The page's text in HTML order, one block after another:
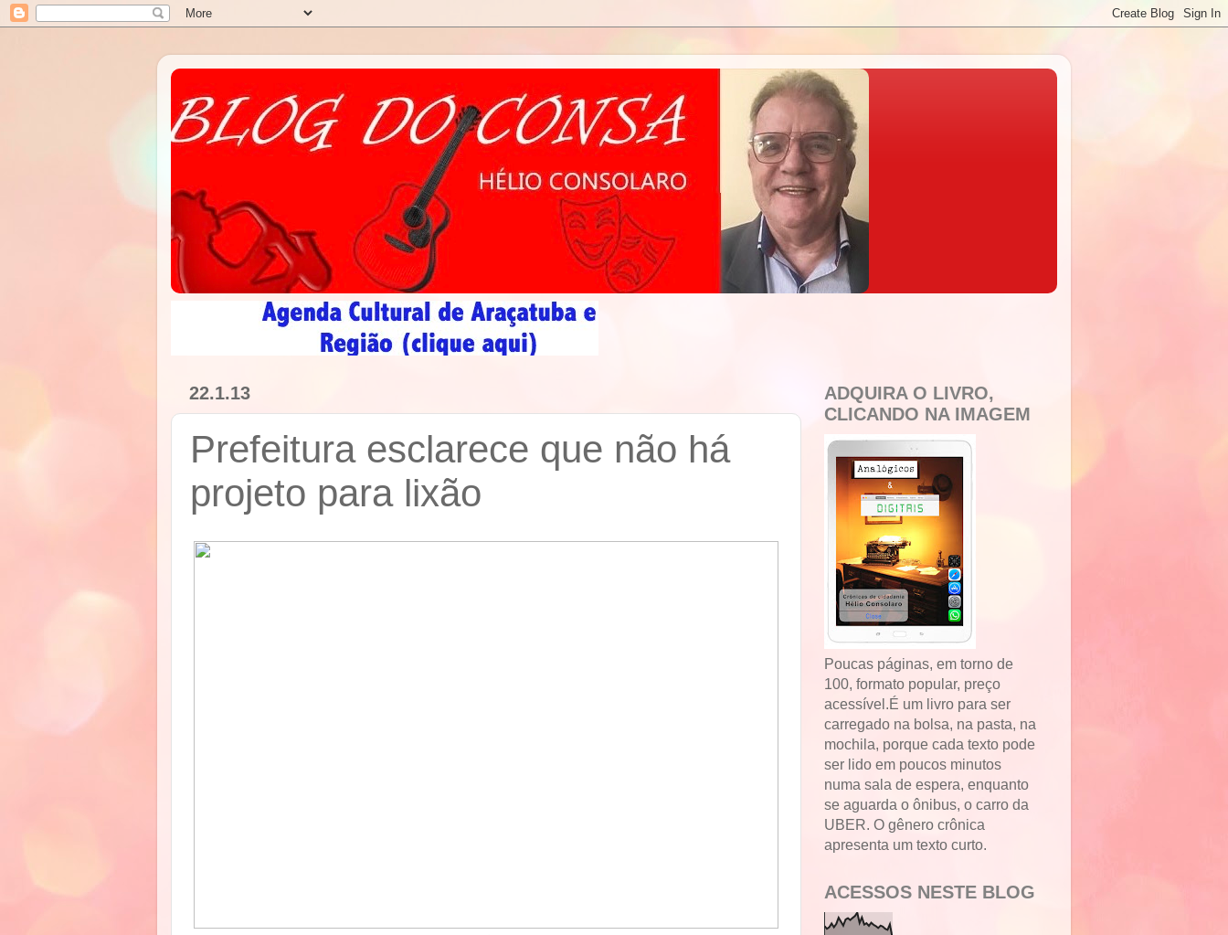
22.1.13
Prefeitura esclarece que não há
projeto para lixão
ADQUIRA O LIVRO,
CLICANDO NA IMAGEM
Poucas páginas, em torno de
100, formato popular, preço
acessível.É um livro para ser
carregado na bolsa, na pasta, na
mochila, porque cada texto pode
ser lido em poucos minutos
numa sala de espera, enquanto
se aguarda o ônibus, o carro da
UBER. O gênero crônica
apresenta um texto curto.
ACESSOS NESTE BLOG